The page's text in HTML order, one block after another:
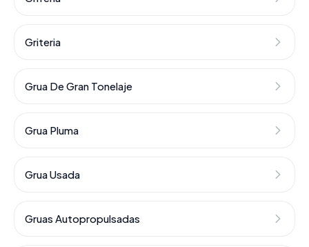
Griteria
Grua De Gran Tonelaje
Grua Pluma
Grua Usada
Gruas Autopropulsadas